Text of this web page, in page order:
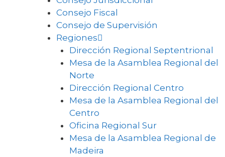
Consejo Fiscal
Consejo de Supervisión
Regiones
Dirección Regional Septentrional
Mesa de la Asamblea Regional del
Norte
Dirección Regional Centro
Mesa de la Asamblea Regional del
Centro
Oficina Regional Sur
Mesa de la Asamblea Regional de
Madeira